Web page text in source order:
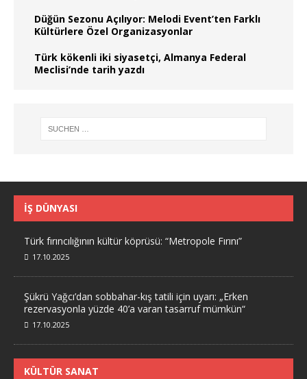
Düğün Sezonu Açılıyor: Melodi Event’ten Farklı
Kültürlere Özel Organizasyonlar
Türk kökenli iki siyasetçi, Almanya Federal
Meclisi’nde tarih yazdı
İŞ DÜNYASI
Türk fırıncılığının kültür köprüsü: “Metropole Fırını”
17.10.2025
Şükrü Yağcı’dan sobbahar-kış tatili için uyarı: „Erken
rezervasyonla yüzde 40’a varan tasarruf mümkün“
17.10.2025
KÜLTÜR SANAT